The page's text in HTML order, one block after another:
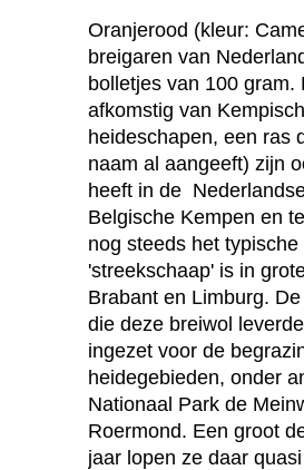
Oranjerood (kleur:
breigaren van
bolletjes van 100 gram.
afkomstig van
heideschapen, een ras
naam al aangeeft) zijn
heeft in de
Belgische Kempen en
nog steeds het typische
'streekschaap' is in
Brabant en Limburg.
die deze breiwol
ingezet voor de
heidegebieden, onder
Nationaal Park de
Roermond. Een groot
jaar lopen ze daar